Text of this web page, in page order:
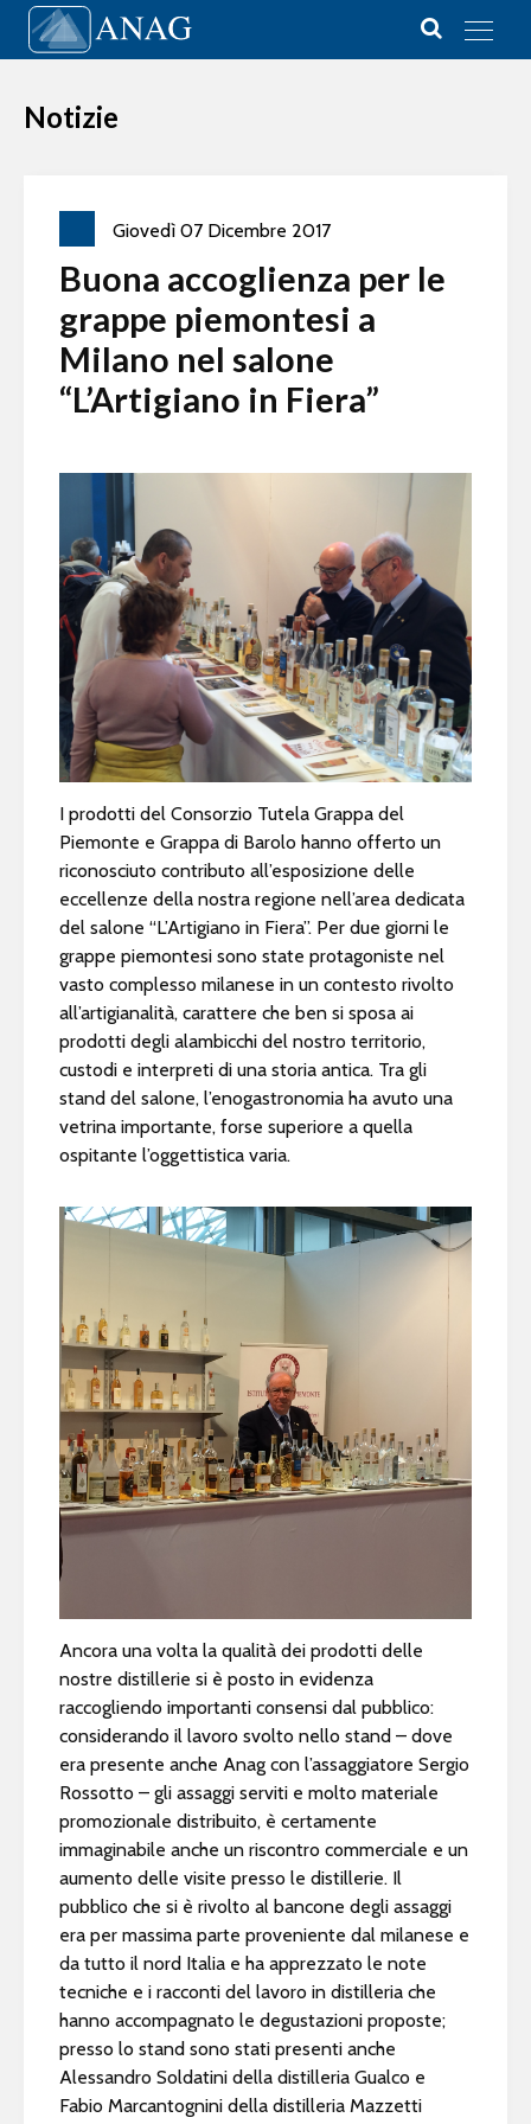
Vai al contenuto
Main Navigation
Notizie
Giovedì 07 Dicembre 2017
Buona accoglienza per le
grappe piemontesi a
Milano nel salone
“L’Artigiano in Fiera”
I prodotti del Consorzio Tutela Grappa del
Piemonte e Grappa di Barolo hanno offerto un
riconosciuto contributo all’esposizione delle
eccellenze della nostra regione nell’area dedicata
del salone “L’Artigiano in Fiera”. Per due giorni le
grappe piemontesi sono state protagoniste nel
vasto complesso milanese in un contesto rivolto
all’artigianalità, carattere che ben si sposa ai
prodotti degli alambicchi del nostro territorio,
custodi e interpreti di una storia antica. Tra gli
stand del salone, l’enogastronomia ha avuto una
vetrina importante, forse superiore a quella
ospitante l’oggettistica varia.
Ancora una volta la qualità dei prodotti delle
nostre distillerie si è posto in evidenza
raccogliendo importanti consensi dal pubblico:
considerando il lavoro svolto nello stand – dove
era presente anche Anag con l’assaggiatore Sergio
Rossotto – gli assaggi serviti e molto materiale
promozionale distribuito, è certamente
immaginabile anche un riscontro commerciale e un
aumento delle visite presso le distillerie. Il
pubblico che si è rivolto al bancone degli assaggi
era per massima parte proveniente dal milanese e
da tutto il nord Italia e ha apprezzato le note
tecniche e i racconti del lavoro in distilleria che
hanno accompagnato le degustazioni proposte;
presso lo stand sono stati presenti anche
Alessandro Soldatini della distilleria Gualco e
Fabio Marcantognini della distilleria Mazzetti